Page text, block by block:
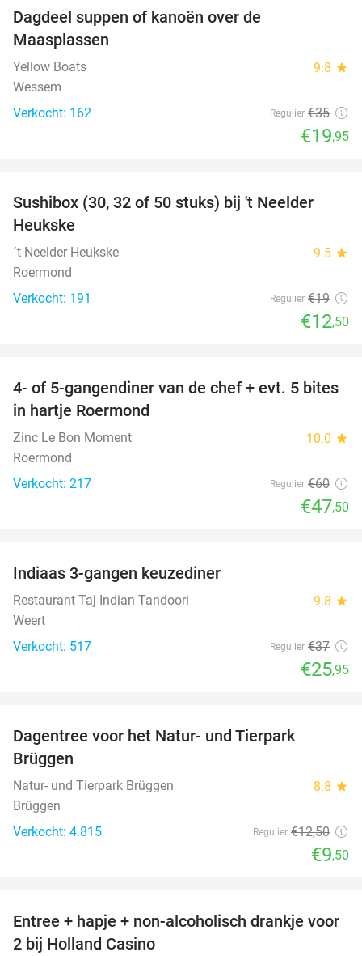
Dagdeel suppen of kanoën over de
Maasplassen
Yellow Boats 9.8 star
Wessem
Verkocht: 162
Regulier €35
€19,95
34%
Sushibox (30, 32 of 50 stuks) bij 't Neelder
Heukske
´t Neelder Heukske 9.5 star
Roermond
Verkocht: 191
Regulier €19
€12,50
21%
4- of 5-gangendiner van de chef + evt. 5 bites
in hartje Roermond
Zinc Le Bon Moment 10.0 star
Roermond
Verkocht: 217
Regulier €60
€47,50
Indiaas 3-gangen keuzediner
Restaurant Taj Indian Tandoori 9.8 star
Weert
Verkocht: 517
Regulier €37
€25,95
Dagentree voor het Natur- und Tierpark
Brüggen
Natur- und Tierpark Brüggen 8.8 star
Brüggen
Verkocht: 4.815
Regulier €12,50
€9,50
52%
Entree + hapje + non-alcoholisch drankje voor
2 bij Holland Casino